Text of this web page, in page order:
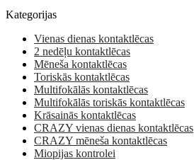
Kategorijas
Vienas dienas kontaktlēcas
2 nedēļu kontaktlēcas
Mēneša kontaktlēcas
Toriskās kontaktlēcas
Multifokālās kontaktlēcas
Multifokālās toriskās kontaktlēcas
Krāsainās kontaktlēcas
CRAZY vienas dienas kontaktlēcas
CRAZY mēneša kontaktlēcas
Miopijas kontrolei